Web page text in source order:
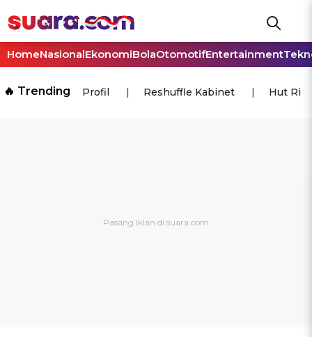
HomeNasionalEkonomiBolaOtomotifEntertainment
🔥 Trending Profil Reshuffle Kabinet Hut Ri